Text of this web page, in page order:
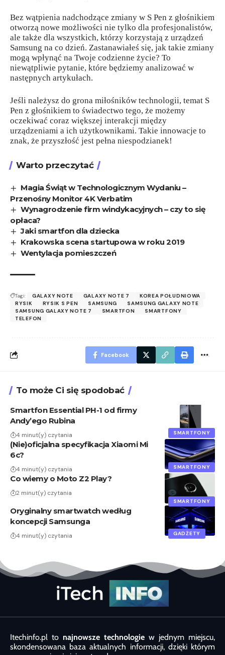
Bez wątpienia nadchodzące zmiany w S Pen z głośnikiem
otworzą nowe możliwości nie tylko dla profesjonalistów,
ale także dla wszystkich, którzy korzystają z urządzeń
Samsung na co dzień. Zastanawiałeś się, jak takie zmiany
mogą wpłynąć na Twoje codzienne życie? To
niewątpliwie pytanie, które będziemy analizować w
następnych artykułach.
Jeśli należysz do grona miłośników technologii, temat S
Pen z głośnikiem to świadectwo tego, że możemy
oczekiwać coraz większej interakcji między
urządzeniami a ich użytkownikami. Takie innowacje to
znak, że przyszłość jest pełna niespodzianek!
Warto przeczytać
Magia Świąt w Technologicznym Wydaniu –
Przenośny Monitor 4K Verbatim
Wynagrodzenie firm windykacyjnych – czy to się
opłaca?
Jaki smartfon dla dziecka
Krakowska scena startupowa w roku 2019
Wentylacja pomieszczeń
Tagi: GALAXY NOTE GALAXY NOTE 7
KOREA POŁUDNIOWA
RYSIK
RYSIK S PEN SAMSUNG
SAMSUNG GALAXY NOTE
SAMSUNG GALAXY NOTE 7
SMARTFON
SMARTFONY
TELEFON
Facebook
To może Ci się spodobać
SMARTFONY
Smartfon Essential PH-1 od firmy
Andy’ego Rubina
4 minut(y) czytania
SMARTFONY
(Nie)oficjalna specyfikacja Xiaomi Mi
6c?
4 minut(y) czytania
SMARTFONY
Co wiemy o Moto Z2 Play?
2 minut(y) czytania
GADŻETY
Oryginalny smartwatch według
koncepcji Samsunga
4 minut(y) czytania
Itechinfo.pl to najnowsze technologie w jednym miejscu,
skondensowana baza aktualnych informacji, dzięki którym